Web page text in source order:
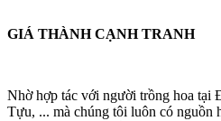
GIÁ THÀNH CẠNH TRANH
Nhờ hợp tác với người trồng hoa tại
Tựu, ... mà chúng tôi luôn có nguồn